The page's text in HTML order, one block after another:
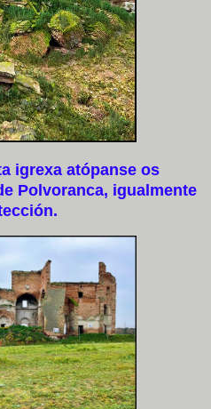
igrexa atópanse os
Polvoranca, igualmente